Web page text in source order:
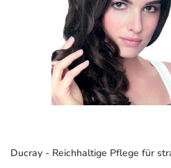
Ducray - Reichhaltige Pflege für